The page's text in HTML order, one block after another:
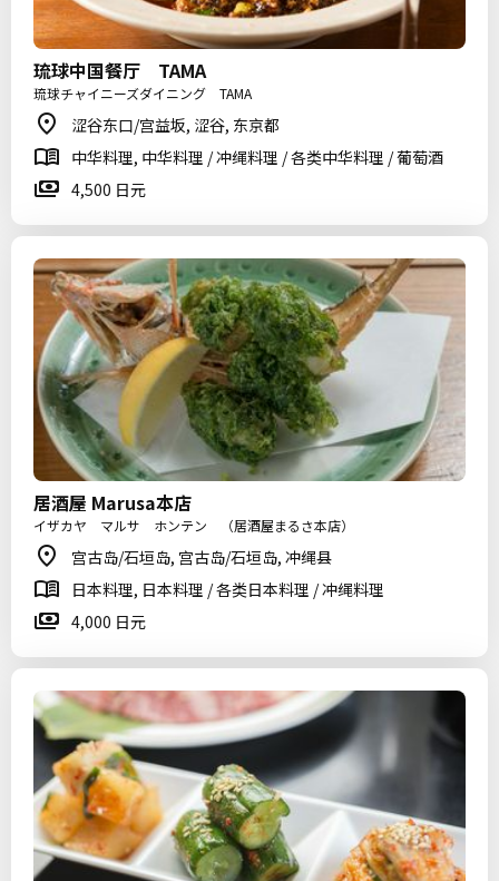
琉球中国餐厅 TAMA
琉球チャイニーズダイニング TAMA
涩谷东口/宫益坂, 涩谷, 东京都
中华料理, 中华料理 / 冲绳料理 / 各类中华料理 / 葡萄酒
4,500 日元
居酒屋 Marusa本店
イザカヤ マルサ ホンテン （居酒屋まるさ本店）
宫古岛/石垣岛, 宫古岛/石垣岛, 冲绳县
日本料理, 日本料理 / 各类日本料理 / 冲绳料理
4,000 日元